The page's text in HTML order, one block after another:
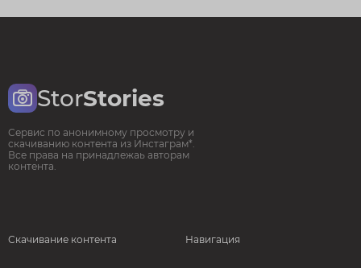
StorStories
Сервис по анонимному просмотру и
скачиванию контента из Инстаграм*.
Все права на принадлежаь авторам
контента.
Скачивание контента Навигация